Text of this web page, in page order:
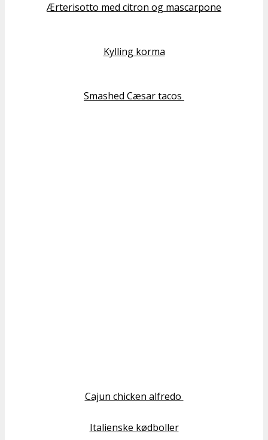
Ærterisotto med citron og mascarpone
Kylling korma
Smashed Cæsar tacos
Cajun chicken alfredo
Italienske kødboller